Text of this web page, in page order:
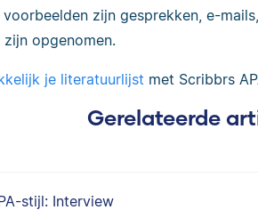
zijn gesprekken, e-
opgenomen.
je literatuurlijst met Scribbrs
Gerelateerde
stijl: Interview